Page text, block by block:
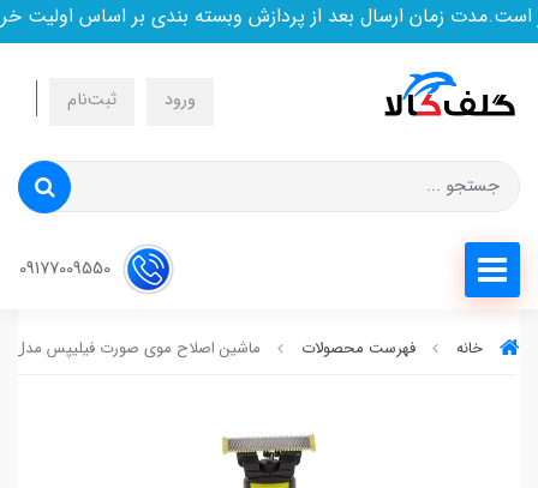
زمان ارسال بعد از پردازش وبسته بندی بر اساس اولیت
ورود ثبت‌نام
خانه فهرست محصولات ماشین اصلاح موی صورت فیلیپس مدل QP2824